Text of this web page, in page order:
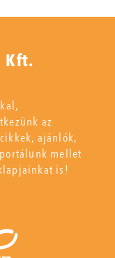
Kft.
az
ajánlók,
mellet
is!